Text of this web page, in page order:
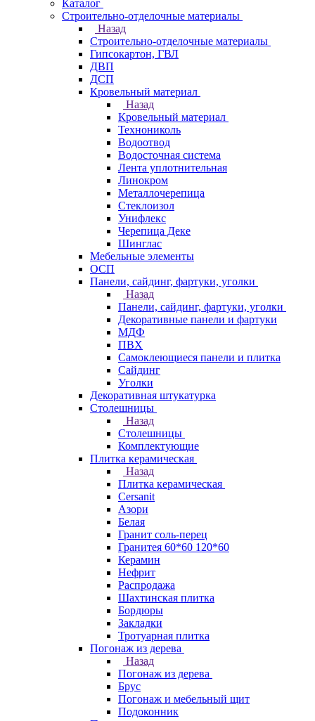
Каталог
Строительно-отделочные материалы
Назад
Строительно-отделочные материалы
Гипсокартон, ГВЛ
ДВП
ДСП
Кровельный материал
Назад
Кровельный материал
Технониколь
Водоотвод
Водосточная система
Лента уплотнительная
Линокром
Металлочерепица
Стеклоизол
Унифлекс
Черепица Деке
Шинглас
Мебельные элементы
ОСП
Панели, сайдинг, фартуки, уголки
Назад
Панели, сайдинг, фартуки, уголки
Декоративные панели и фартуки
МДФ
ПВХ
Самоклеющиеся панели и плитка
Сайдинг
Уголки
Декоративная штукатурка
Столешницы
Назад
Столешницы
Комплектующие
Плитка керамическая
Назад
Плитка керамическая
Cersanit
Азори
Белая
Гранит соль-перец
Гранитея 60*60 120*60
Керамин
Нефрит
Распродажа
Шахтинская плитка
Бордюры
Закладки
Тротуарная плитка
Погонаж из дерева
Назад
Погонаж из дерева
Брус
Погонаж и мебельный щит
Подоконник